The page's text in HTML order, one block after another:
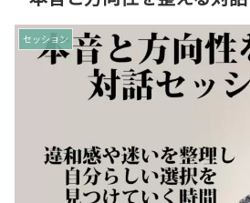
セッション